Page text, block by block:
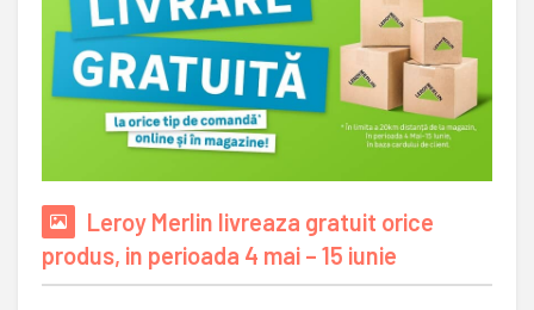
Leroy Merlin livreaza gratuit orice
produs, in perioada 4 mai – 15 iunie